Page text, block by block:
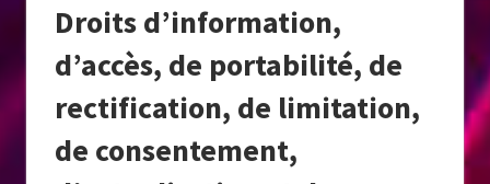
Droits d’information,
d’accès, de portabilité, de
rectification, de limitation,
de consentement,